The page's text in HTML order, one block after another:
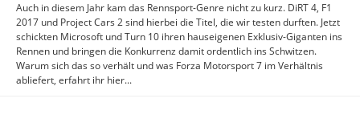
Auch in diesem Jahr kam das Rennsport-Genre nicht zu kurz. DiRT 4, F1
2017 und Project Cars 2 sind hierbei die Titel, die wir testen durften. Jetzt
schickten Microsoft und Turn 10 ihren hauseigenen Exklusiv-Giganten ins
Rennen und bringen die Konkurrenz damit ordentlich ins Schwitzen.
Warum sich das so verhält und was Forza Motorsport 7 im Verhältnis
abliefert, erfahrt ihr hier...